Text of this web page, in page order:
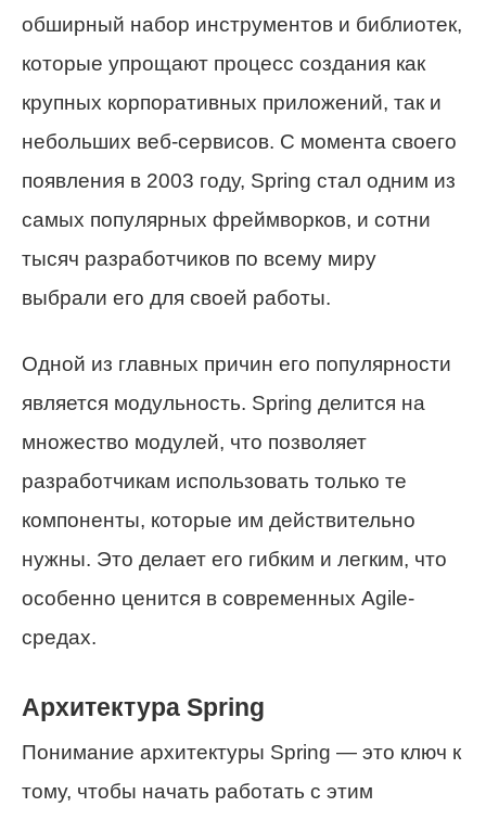
обширный набор инструментов и библиотек,
которые упрощают процесс создания как
крупных корпоративных приложений, так и
небольших веб-сервисов. С момента своего
появления в 2003 году, Spring стал одним из
самых популярных фреймворков, и сотни
тысяч разработчиков по всему миру
выбрали его для своей работы.
Одной из главных причин его популярности
является модульность. Spring делится на
множество модулей, что позволяет
разработчикам использовать только те
компоненты, которые им действительно
нужны. Это делает его гибким и легким, что
особенно ценится в современных Agile-
средах.
Архитектура Spring
Понимание архитектуры Spring — это ключ к
тому, чтобы начать работать с этим